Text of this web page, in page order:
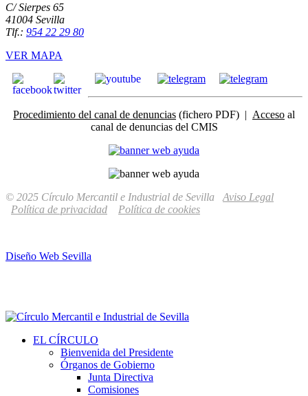
C/ Sierpes 65
41004 Sevilla
Tlf.: 954 22 29 80
VER MAPA
Procedimiento del canal de denuncias (fichero PDF) | Acceso al
canal de denuncias del CMIS
© 2025 Círculo Mercantil e Industrial de Sevilla Aviso Legal
Política de privacidad
Política de cookies
Diseño Web Sevilla
EL CÍRCULO
Bienvenida del Presidente
Órganos de Gobierno
Junta Directiva
Comisiones